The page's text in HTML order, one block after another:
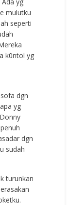
mulutku
seperti
k0ntol yg
dgn
yg
dgn
sudah
turunkan